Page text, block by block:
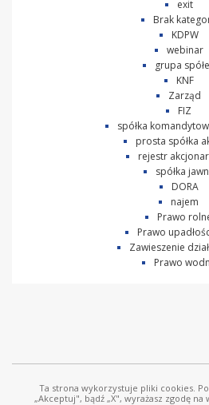
exit
Brak
KDPW
webinar
grupa
KNF
Zarząd
FIZ
spółka
prosta spółka
rejestr
spółka
DORA
najem
Prawo
Prawo
Zawieszenie
Prawo
© Ostrowski i Wspólnicy | www.ostrowski.legal|
Ta strona wykorzystuje pliki cookies.
„Akceptuj", bądź „X", wyrażasz zgodę